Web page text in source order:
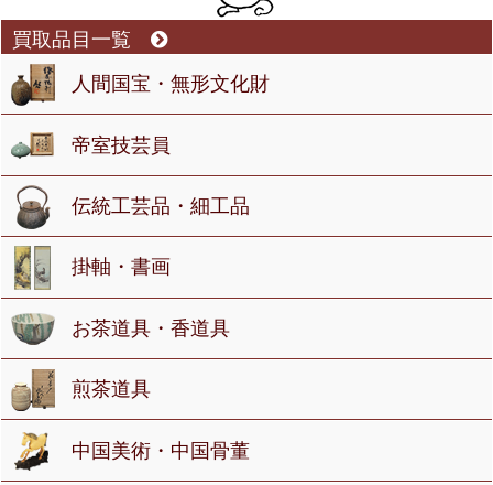
買取品目一覧
人間国宝・無形文化財
帝室技芸員
伝統工芸品・細工品
掛軸・書画
お茶道具・香道具
煎茶道具
中国美術・中国骨董